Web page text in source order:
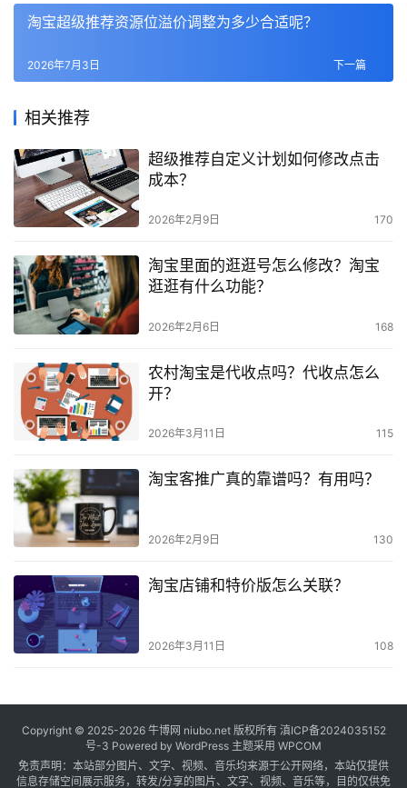
淘宝超级推荐资源位溢价调整为多少合适呢？
下一篇
2026年7月3日
相关推荐
超级推荐自定义计划如何修改点击
成本？
2026年2月9日 170
淘宝里面的逛逛号怎么修改？淘宝
逛逛有什么功能？
2026年2月6日 168
农村淘宝是代收点吗？代收点怎么
开？
2026年3月11日 115
淘宝客推广真的靠谱吗？有用吗？
2026年2月9日 130
淘宝店铺和特价版怎么关联？
2026年3月11日 108
Copyright © 2025-2026 牛博网 niubo.net 版权所有 滇ICP备2024035152
号-3 Powered by WordPress 主题采用 WPCOM
免责声明：本站部分图片、文字、视频、音乐均来源于公开网络，本站仅提供
信息存储空间展示服务，转发/分享的图片、文字、视频、音乐等，目的仅供免